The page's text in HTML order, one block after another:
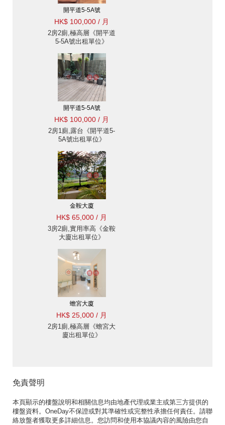
開平道5-5A號
HK$ 100,000 / 月
2房2廁,極高層《開平道
5-5A號出租單位》
開平道5-5A號
HK$ 100,000 / 月
2房1廁,露台《開平道5-
5A號出租單位》
金鞍大廈
HK$ 65,000 / 月
3房2廁,實用率高《金鞍
大廈出租單位》
蟾宮大廈
HK$ 25,000 / 月
2房1廁,極高層《蟾宮大
廈出租單位》
免責聲明
本頁顯示的樓盤說明和相關信息均由地產代理或業主或第三方提供的
樓盤資料。OneDay不保證或對其準確性或完整性承擔任何責任。請聯
絡放盤者獲取更多詳細信息。您訪問和使用本協議內容的風險由您自